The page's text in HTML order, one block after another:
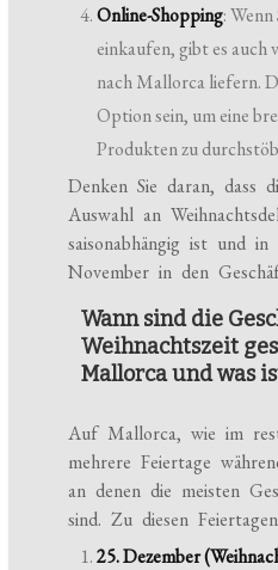
Online-Shopping:
einkaufen, gibt es auch
nach Mallorca liefern.
Option sein, um eine
Produkten zu
Denken Sie daran, dass
Auswahl an
saisonabhängig ist und
November in den
Wann sind die
Weihnachtszeit
Mallorca und was
Auf Mallorca, wie im
mehrere Feiertage
an denen die meisten
sind. Zu diesen
25. Dezember